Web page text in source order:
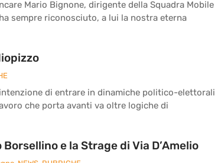
Mario Bignone, dirigente della Squadra Mobile
sempre riconosciuto, a lui la nostra eterna
di entrare in dinamiche politico-elettorali
che porta avanti va oltre logiche di
e la Strage di Via D’Amelio